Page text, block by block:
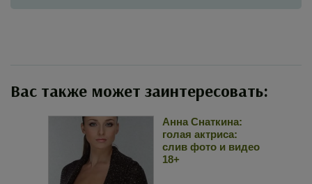
Вас также может заинтересовать:
Анна Снаткина:
голая актриса:
слив фото и видео
18+